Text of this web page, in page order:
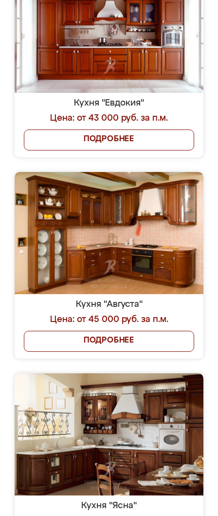
Кухня "Евдокия"
Цена: от 43 000 руб. за п.м.
ПОДРОБНЕЕ
Кухня "Августа"
Цена: от 45 000 руб. за п.м.
ПОДРОБНЕЕ
Кухня "Ясна"